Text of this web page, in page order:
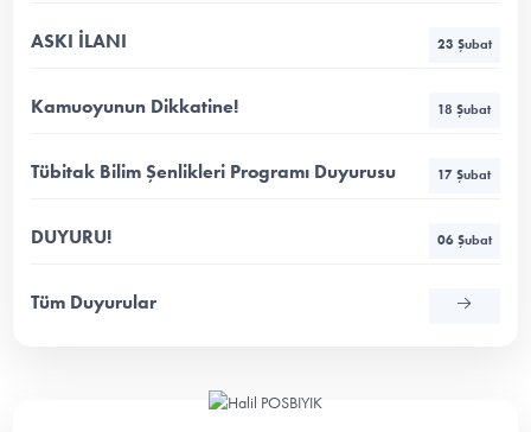
ASKI İLANI 23 Şubat
Kamuoyunun Dikkatine! 18 Şubat
Tübitak Bilim Şenlikleri Programı Duyurusu 17 Şubat
DUYURU! 06 Şubat
Tüm Duyurular